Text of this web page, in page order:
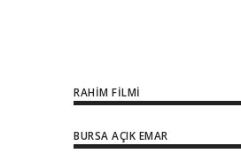
RAHIM FILMI
BURSA AÇIK EMAR